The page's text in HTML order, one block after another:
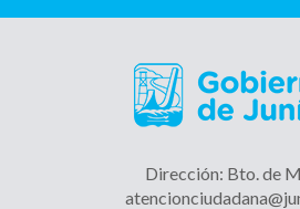
Dirección: Bto. de